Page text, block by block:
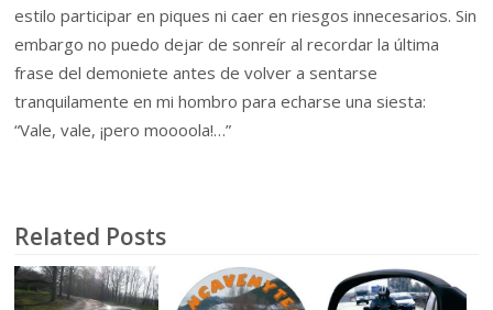
estilo participar en piques ni caer en riesgos innecesarios. Sin
embargo no puedo dejar de sonreír al recordar la última
frase del demoniete antes de volver a sentarse
tranquilamente en mi hombro para echarse una siesta:
“Vale, vale, ¡pero moooola!…”
Related Posts